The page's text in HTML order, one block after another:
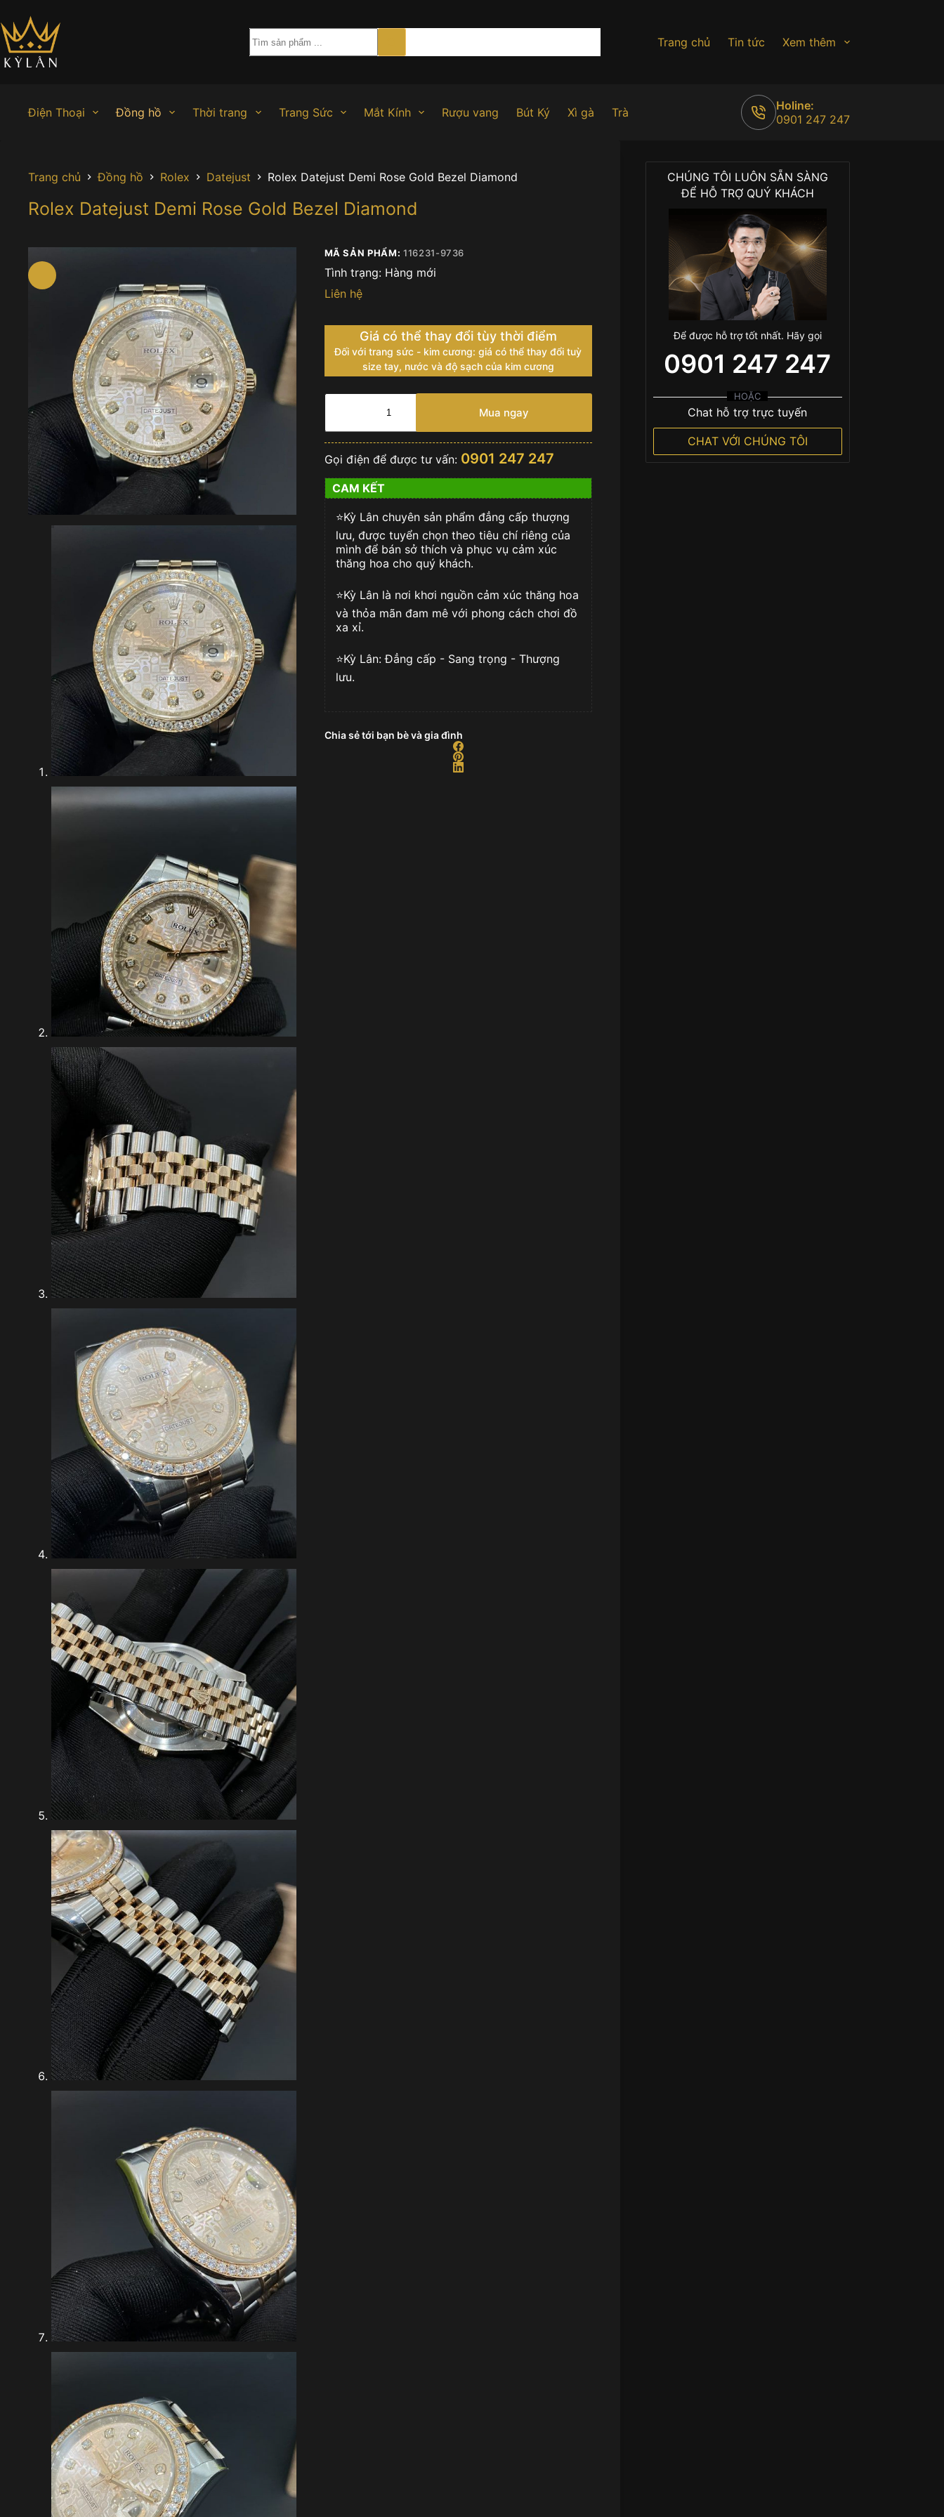
đến
phần
nội
dung
Trang chủ Tin tức Xem thêm
Điện Thoại Đồng hồ Thời trang Trang Sức Mắt Kính Rượu vang Bút Ký Xì gà Trà
Holine:
0901 247 247
Trang chủ Đồng hồ Rolex Datejust Rolex Datejust Demi Rose Gold Bezel Diamond
Rolex Datejust Demi Rose Gold Bezel Diamond
MÃ SẢN PHẨM: 116231-9736
Tình trạng: Hàng mới
Liên hệ
Giá có thể thay đổi tùy thời điểm
Đối với trang sức - kim cương: giá có thể thay đổi tuỳ
size tay, nước và độ sạch của kim cương
Rolex
Gold
Bezel
Diamond
số
Mua ngay
Gọi điện để được tư vấn: 0901 247 247
CAM KẾT
⭐️Kỳ Lân chuyên sản phẩm đẳng cấp thượng
lưu, được tuyển chọn theo tiêu chí riêng của
mình để bán sở thích và phục vụ cảm xúc
thăng hoa cho quý khách.
⭐️Kỳ Lân là nơi khơi nguồn cảm xúc thăng hoa
và thỏa mãn đam mê với phong cách chơi đồ
xa xỉ.
⭐️Kỳ Lân: Đẳng cấp - Sang trọng - Thượng
lưu.
Chia sẻ tới bạn bè và gia đình
CHÚNG TÔI LUÔN SẴN SÀNG
ĐỂ HỖ TRỢ QUÝ KHÁCH
Để được hỗ trợ tốt nhất. Hãy gọi
0901 247 247
HOẶC
Chat hỗ trợ trực tuyến
CHAT VỚI CHÚNG TÔI